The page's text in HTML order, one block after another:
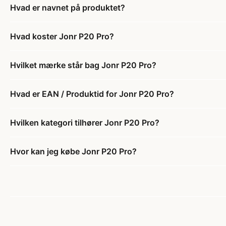
Hvad er navnet på produktet?
Hvad koster Jonr P20 Pro?
Hvilket mærke står bag Jonr P20 Pro?
Hvad er EAN / Produktid for Jonr P20 Pro?
Hvilken kategori tilhører Jonr P20 Pro?
Hvor kan jeg købe Jonr P20 Pro?